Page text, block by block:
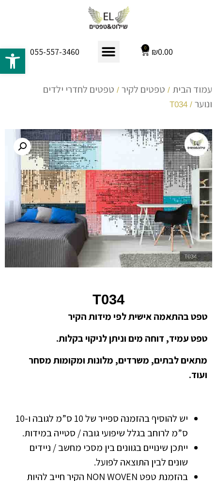
₪0.00
0
055-557-3460
עמוד הבית / טפטים לקיר / טפטים לחדרי ילדים
ונוער / T034
T034
טפט בהתאמה אישית לפי מידות הקיר
טפט עמיד, דוחה מים וניתן לניקוי בקלות.
מתאים לבתים, משרדים, מלונות ומקומות מסחר
ועוד.
יש להוסיף בהזמנה ספייר של 10 ס”מ לגובה ו-10
ס”מ לרוחב בגלל שיפועי גובה / סטייה במידות.
ייתכן שינויים בגוונים בין מסכי מחשב / ניידים
שונים לבין התוצאה לפועל.
בהזמנת טפט NON WOVEN הקיר חייב להיות